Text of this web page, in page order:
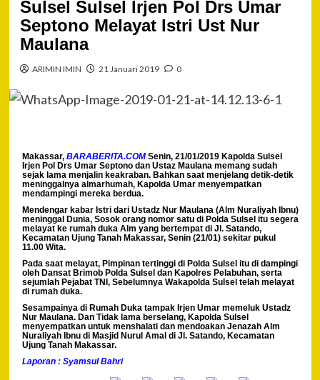
Sulsel Sulsel Irjen Pol Drs Umar
Septono Melayat Istri Ust Nur
Maulana
ARIMIN IMIN 21 Januari 2019 0
Makassar, BARABERITA.COM Senin, 21/01/2019 Kapolda Sulsel
Irjen Pol Drs Umar Septono dan Ustaz Maulana memang sudah
sejak lama menjalin keakraban. Bahkan saat menjelang detik-detik
meninggalnya almarhumah, Kapolda Umar menyempatkan
mendampingi mereka berdua.
Mendengar kabar Istri dari Ustadz Nur Maulana (Alm Nuraliyah Ibnu)
meninggal Dunia, Sosok orang nomor satu di Polda Sulsel itu segera
melayat ke rumah duka Alm yang bertempat di Jl. Satando,
Kecamatan Ujung Tanah Makassar, Senin (21/01) sekitar pukul
11.00 Wita.
Pada saat melayat, Pimpinan tertinggi di Polda Sulsel itu di dampingi
oleh Dansat Brimob Polda Sulsel dan Kapolres Pelabuhan, serta
sejumlah Pejabat TNI, Sebelumnya Wakapolda Sulsel telah melayat
di rumah duka.
Sesampainya di Rumah Duka tampak Irjen Umar memeluk Ustadz
Nur Maulana. Dan Tidak lama berselang, Kapolda Sulsel
menyempatkan untuk menshalati dan mendoakan Jenazah Alm
Nuraliyah Ibnu di Masjid Nurul Amal di Jl. Satando, Kecamatan
Ujung Tanah Makassar.
Laporan : Syamsul Bahri